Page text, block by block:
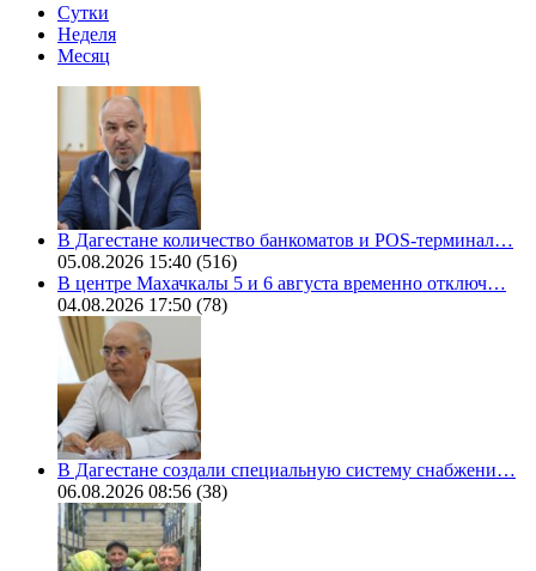
Сутки
Неделя
Месяц
В Дагестане количество банкоматов и POS-терминал…
05.08.2026 15:40 (516)
В центре Махачкалы 5 и 6 августа временно отключ…
04.08.2026 17:50 (78)
В Дагестане создали специальную систему снабжени…
06.08.2026 08:56 (38)